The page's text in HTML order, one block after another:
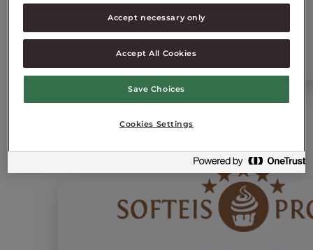
Accept necessary only
Accept All Cookies
Save Choices
Cookies Settings